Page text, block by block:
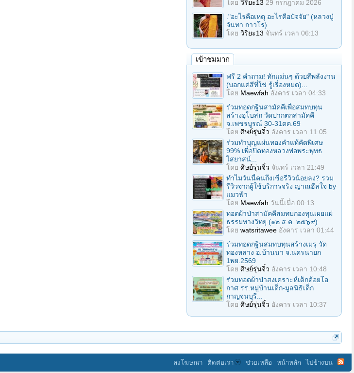
โดย วิริยะ13 29 กรกฎาคม 2026
."อะไรคือเหตุ อะไรคือปัจจัย" (หลวงปู่
จันทา ถาวโร)
โดย วิริยะ13 จันทร์ เวลา 06:13
เข้าชมมาก
ฟรี 2 คำถาม! ทักแม่นๆ ด้วยสีพลังงาน
(บอกแค่สีที่ใช่ รู้เรื่องหมด)...
โดย Maewfah อังคาร เวลา 04:33
ร่วมทอดกฐินสามัคคีเพื่อสมทบทุน
สร้างอุโบสถ วัดปากตกสามัคคี
จ.เพชรบูรณ์ 30-31ตค.69
โดย ศิษย์รุ่นจิ๋ว อังคาร เวลา 11:05
ร่วมทําบุญแผ่นทองคำแท้คัดพิเศษ
99% เพื่อปิดทองหลวงพ่อพระพุทธ
ไสยาสน์...
โดย ศิษย์รุ่นจิ๋ว จันทร์ เวลา 21:49
ทำไมวันนี้คนถึงเชื่อรีวิวน้อยลง? รวม
รีวิวจากผู้ใช้บริการจริง ญาณฮีลใจ by
แมวฟ้า
โดย Maewfah วันนี้เมื่อ 00:13
ทอดผ้าป่าสามัคคีสมทบกองทุนเผยแผ่
ธรรมทางวิทยุ (๑๒ ส.ค. ๒๕๖๙)
โดย watsritawee อังคาร เวลา 01:44
ร่วมทอดกฐินสมทบทุนสร้างเมรุ วัด
ทองหลาง อ.บ้านนา จ.นครนายก
1พย.2569
โดย ศิษย์รุ่นจิ๋ว อังคาร เวลา 10:48
ร่วมทอดผ้าป่าสงเคราะห์เด็กด้อยโอ
กาศ รร.หมู่บ้านเด็ก-มูลนิธิเด็ก
กาญจนบุรี...
โดย ศิษย์รุ่นจิ๋ว อังคาร เวลา 10:37
ลงโฆษณา ติดต่อเรา ช่วยเหลือ หน้าหลัก ไปข้างบน